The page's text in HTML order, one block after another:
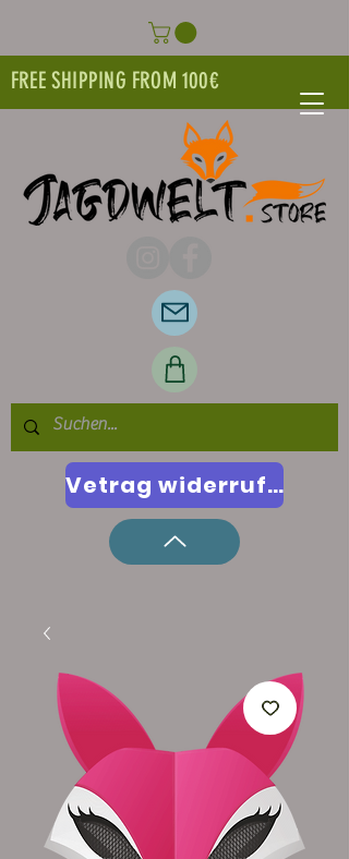
FREE SHIPPING FROM 100€
Vetrag widerrufen